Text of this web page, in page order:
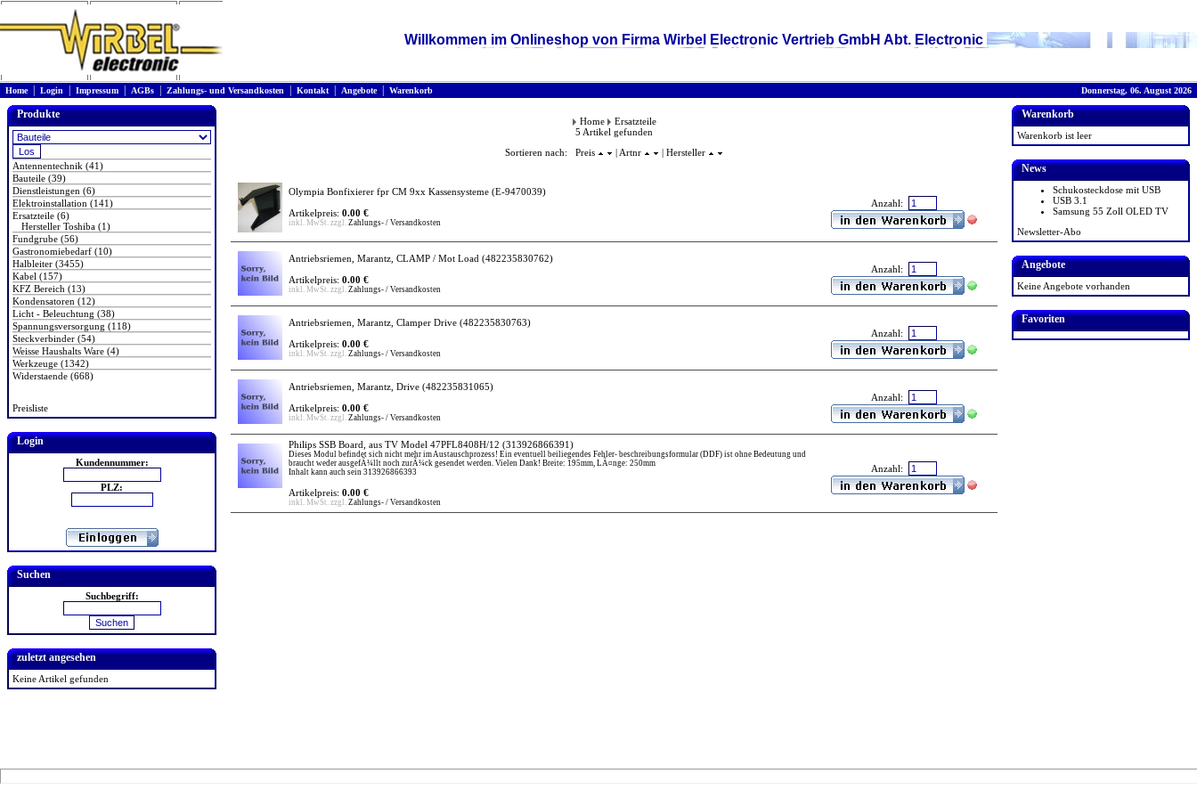
Willkommen im Onlineshop von Firma Wirbel Electronic Vertrieb GmbH Abt. Electronic
Home| Login Impressum AGBs Zahlungs- und Versandkosten Kontakt| Angebote| Warenkorb Donnerstag, 06. August 2026
Produkte
Antennentechnik (41)
Bauteile (39)
Dienstleistungen (6)
Elektroinstallation (141)
Ersatzteile (6)
Hersteller Toshiba (1)
Fundgrube (56)
Gastronomiebedarf (10)
Halbleiter (3455)
Kabel (157)
KFZ Bereich (13)
Kondensatoren (12)
Licht - Beleuchtung (38)
Spannungsversorgung (118)
Steckverbinder (54)
Weisse Haushalts Ware (4)
Werkzeuge (1342)
Widerstaende (668)
Preisliste
Login
Kundennummer:
PLZ:
Suchen
Suchbegriff:
zuletzt angesehen
Keine Artikel gefunden
Home
Ersatzteile
5 Artikel gefunden
Sortieren nach: Preis
| Artnr | Hersteller
Olympia Bonfixierer fpr CM 9xx Kassensysteme (E-9470039)
Artikelpreis: 0.00 €
inkl. MwSt. zzgl. Zahlungs- / Versandkosten
Anzahl:
Antriebsriemen, Marantz, CLAMP / Mot Load (482235830762)
Artikelpreis: 0.00 €
inkl. MwSt. zzgl. Zahlungs- / Versandkosten
Anzahl:
Antriebsriemen, Marantz, Clamper Drive (482235830763)
Artikelpreis: 0.00 €
inkl. MwSt. zzgl. Zahlungs- / Versandkosten
Anzahl:
Antriebsriemen, Marantz, Drive (482235831065)
Artikelpreis: 0.00 €
inkl. MwSt. zzgl. Zahlungs- / Versandkosten
Anzahl:
Philips SSB Board, aus TV Model 47PFL8408H/12 (313926866391)
Dieses Modul befindet sich nicht mehr im Austauschprozess! Ein eventuell beiliegendes Fehler- beschreibungsformular (DDF) ist ohne Bedeutung und
braucht weder ausgefÃ¼llt noch zurÃ¼ck gesendet werden. Vielen Dank! Breite: 195mm, LÃ¤nge: 250mm
Inhalt kann auch sein 313926866393
Artikelpreis: 0.00 €
inkl. MwSt. zzgl. Zahlungs- / Versandkosten
Anzahl:
Warenkorb
Warenkorb ist leer
News
Schukosteckdose mit USB
USB 3.1
Samsung 55 Zoll OLED TV
Newsletter-Abo
Angebote
Keine Angebote vorhanden
Favoriten